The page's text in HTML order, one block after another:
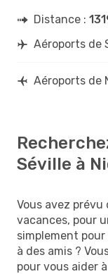
Distance :
Aéroports de
Aéroports de
Séville à
Vous avez prévu
vacances, pour
simplement
à des amis ?
pour vous aider